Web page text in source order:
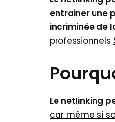
entrainer une
incriminée de la
professionnels
Le netlinking
car même si